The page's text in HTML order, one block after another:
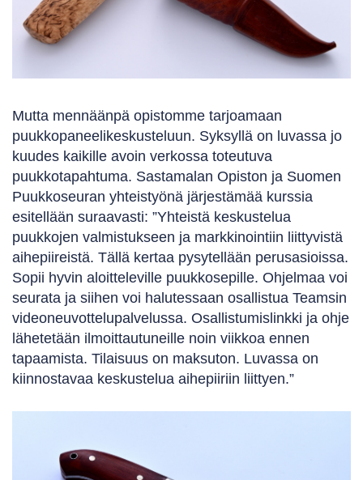
Mutta mennäänpä opistomme tarjoamaan
puukkopaneelikeskusteluun. Syksyllä on luvassa jo
kuudes kaikille avoin verkossa toteutuva
puukkotapahtuma. Sastamalan Opiston ja Suomen
Puukkoseuran yhteistyönä järjestämää kurssia
esitellään suraavasti: ”Yhteistä keskustelua
puukkojen valmistukseen ja markkinointiin liittyvistä
aihepiireistä. Tällä kertaa pysytellään perusasioissa.
Sopii hyvin aloitteleville puukkosepille. Ohjelmaa voi
seurata ja siihen voi halutessaan osallistua Teamsin
videoneuvottelupalvelussa. Osallistumislinkki ja ohje
lähetetään ilmoittautuneille noin viikkoa ennen
tapaamista. Tilaisuus on maksuton. Luvassa on
kiinnostavaa keskustelua aihepiiriin liittyen.”